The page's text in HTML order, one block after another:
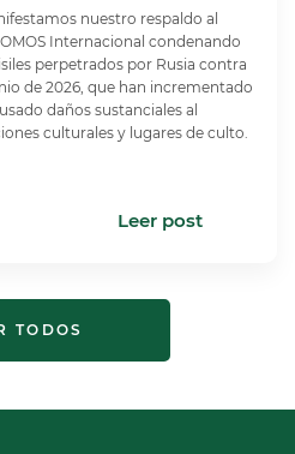
nuestro respaldo al
Internacional condenando
perpetrados por Rusia contra
de 2026, que han incrementado
daños sustanciales al
culturales y lugares de culto.
Leer post
TODOS